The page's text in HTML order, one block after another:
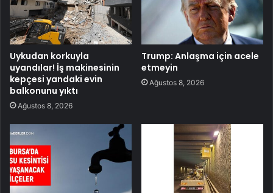
Uykudan korkuyla
uyandılar! İş makinesinin
kepçesi yandaki evin
balkonunu yıktı
Ağustos 8, 2026
Trump: Anlaşma için acele
etmeyin
Ağustos 8, 2026